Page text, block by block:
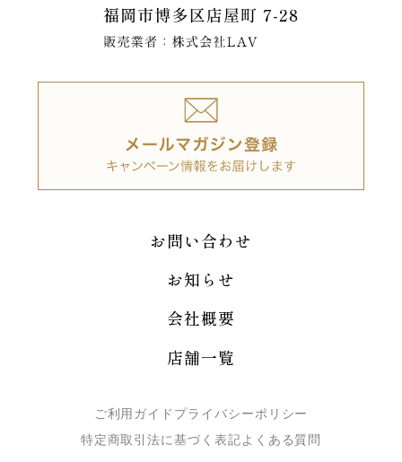
お問い合わせ
お知らせ
会社概要
店舗一覧
ご利用ガイド プライバシーポリシー
特定商取引法に基づく表記よくある質問